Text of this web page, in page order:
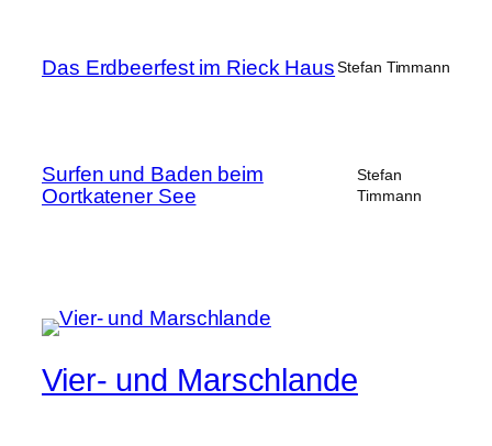
Das Erdbeerfest im Rieck Haus Stefan Timmann
Surfen und Baden beim
Oortkatener See
Stefan
Timmann
Vier- und Marschlande